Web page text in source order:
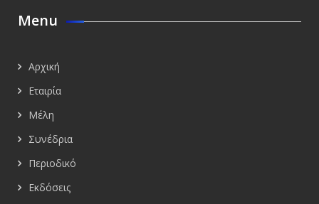
Menu
Αρχική
Εταιρία
Μέλη
Συνέδρια
Περιοδικό
Εκδόσεις